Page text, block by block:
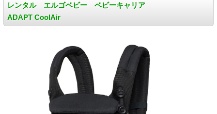
レンタル エルゴベビー ベビーキャリア
ADAPT CoolAir